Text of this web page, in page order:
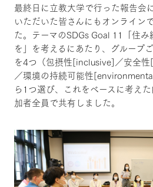
最終日に立教大学で行った報告会
いただいた皆さんにもオンライン
た。テーマのSDGs Goal 11「住み
を」を考えるにあたり、グループ
を4つ（包摂性[inclusive]／安全
／環境の持続可能性
ら1つ選び、これをベースに考え
加者全員で共有しました。